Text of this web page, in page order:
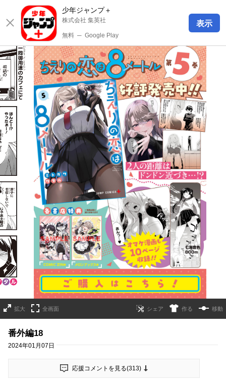
少年ジャンプ＋
株式会社 集英社
無料 ─ Google Play
表示
詳細ページへのリンク
拡大 全画面 作る 移動
番外編18
2024年01月07日
応援コメントを見る(313)